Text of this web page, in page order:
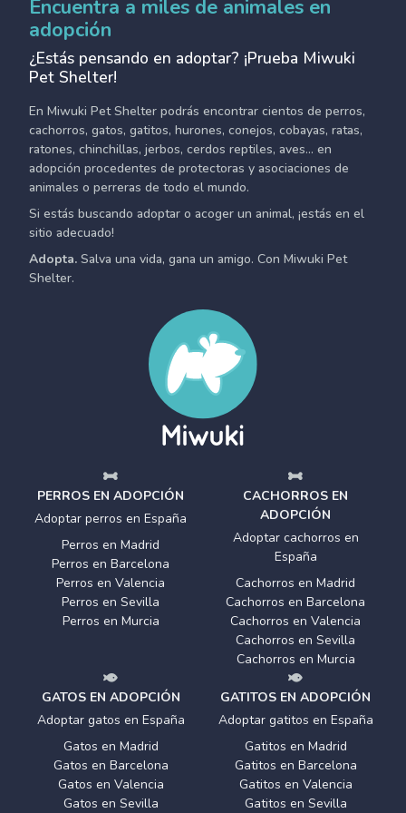
Encuentra a miles de animales en
adopción
¿Estás pensando en adoptar? ¡Prueba Miwuki
Pet Shelter!
En Miwuki Pet Shelter podrás encontrar cientos de perros,
cachorros, gatos, gatitos, hurones, conejos, cobayas, ratas,
ratones, chinchillas, jerbos, cerdos reptiles, aves... en
adopción procedentes de protectoras y asociaciones de
animales o perreras de todo el mundo.
Si estás buscando adoptar o acoger un animal, ¡estás en el
sitio adecuado!
Adopta. Salva una vida, gana un amigo. Con Miwuki Pet
Shelter.
PERROS EN ADOPCIÓN
Adoptar perros en España
Perros en Madrid
Perros en Barcelona
Perros en Valencia
Perros en Sevilla
Perros en Murcia
CACHORROS EN
ADOPCIÓN
Adoptar cachorros en
España
Cachorros en Madrid
Cachorros en Barcelona
Cachorros en Valencia
Cachorros en Sevilla
Cachorros en Murcia
GATOS EN ADOPCIÓN
Adoptar gatos en España
Gatos en Madrid
Gatos en Barcelona
Gatos en Valencia
Gatos en Sevilla
GATITOS EN ADOPCIÓN
Adoptar gatitos en España
Gatitos en Madrid
Gatitos en Barcelona
Gatitos en Valencia
Gatitos en Sevilla